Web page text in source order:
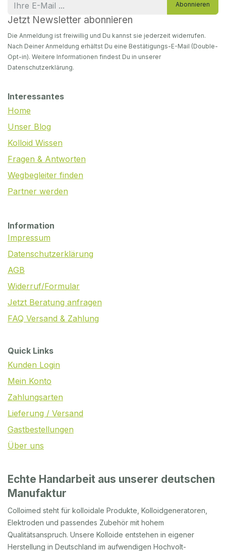
Abonnieren
Jetzt Newsletter abonnieren
Die Anmeldung ist freiwillig und Du kannst sie jederzeit widerrufen.
Nach Deiner Anmeldung erhältst Du eine Bestätigungs-E-Mail (Double-
Opt-in). Weitere Informationen findest Du in unserer
Datenschutzerklärung.
Interessantes
Home
Unser Blog
Kolloid Wissen
Fragen & Antworten
Wegbegleiter finden
Partner werden
Information
Impressum
Datenschutzerklärung
AGB
Widerruf/Formular
Jetzt Beratung anfragen
FAQ Versand & Zahlung
Quick Links
Kunden Login
Mein Konto
Zahlungsarten
Lieferung / Versand
Gastbestellungen
Über uns
Echte Handarbeit aus unserer deutschen
Manufaktur
Colloimed steht für kolloidale Produkte, Kolloidgeneratoren,
Elektroden und passendes Zubehör mit hohem
Qualitätsanspruch. Unsere Kolloide entstehen in eigener
Herstellung in Deutschland im aufwendigen Hochvolt-